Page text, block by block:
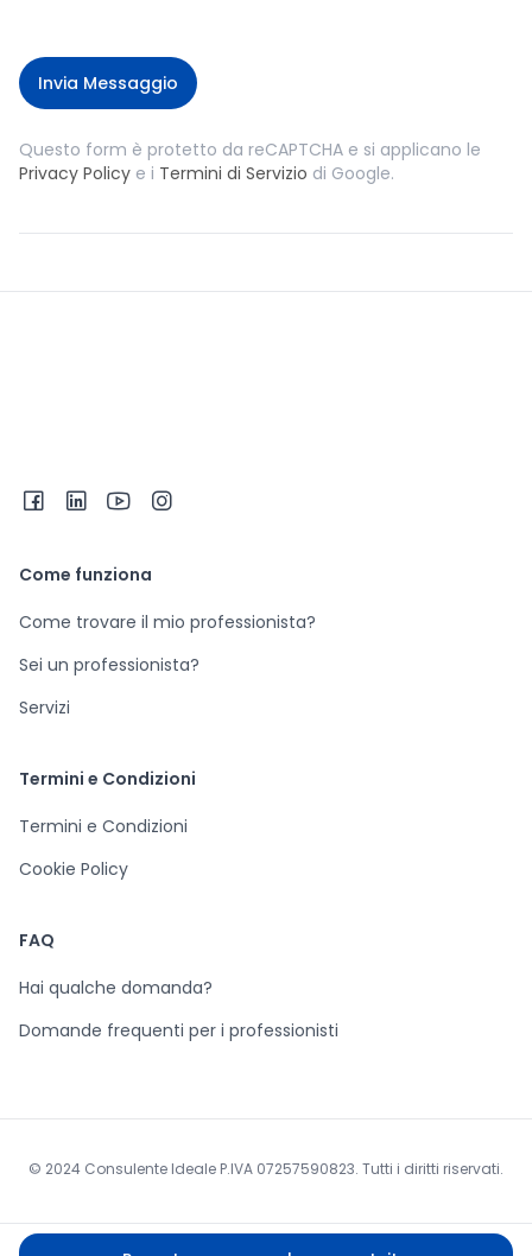
Invia Messaggio
Questo form è protetto da reCAPTCHA e si applicano le
Privacy Policy e i Termini di Servizio di Google.
Come funziona
Come trovare il mio professionista?
Sei un professionista?
Servizi
Termini e Condizioni
Termini e Condizioni
Cookie Policy
FAQ
Hai qualche domanda?
Domande frequenti per i professionisti
© 2024 Consulente Ideale P.IVA 07257590823. Tutti i diritti riservati.